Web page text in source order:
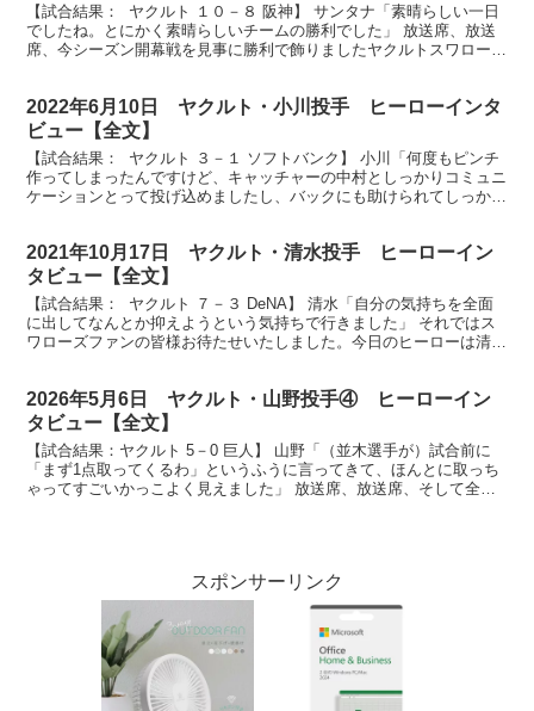
【試合結果： ヤクルト １０－８ 阪神】 サンタナ「素晴らしい一日
でしたね。とにかく素晴らしいチームの勝利でした」 放送席、放送
席、今シーズン開幕戦を見事に勝利で飾りましたヤクルトスワロー
2022年6月10日 ヤクルト・小川投手 ヒーローインタ
ビュー【全文】
【試合結果： ヤクルト ３－１ ソフトバンク】 小川「何度もピンチ
作ってしまったんですけど、キャッチャーの中村としっかりコミュニ
ケーションとって投げ込めましたし、バックにも助けられてしっかり
2021年10月17日 ヤクルト・清水投手 ヒーローイン
タビュー【全文】
【試合結果： ヤクルト ７－３ DeNA】 清水「自分の気持ちを全面
に出してなんとか抑えようという気持ちで行きました」 それではス
ワローズファンの皆様お待たせいたしました。今日のヒーローは清水
2026年5月6日 ヤクルト・山野投手④ ヒーローイン
タビュー【全文】
【試合結果：ヤクルト 5－0 巨人】 山野「（並木選手が）試合前に
「まず1点取ってくるわ」というふうに言ってきて、ほんとに取っち
ゃってすごいかっこよく見えました」 放送席、放送席、そして全国
スポンサーリンク